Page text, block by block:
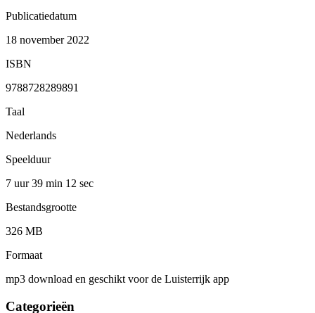
Publicatiedatum
18 november 2022
ISBN
9788728289891
Taal
Nederlands
Speelduur
7 uur 39 min 12 sec
Bestandsgrootte
326 MB
Formaat
mp3 download en geschikt voor de Luisterrijk app
Categorieën